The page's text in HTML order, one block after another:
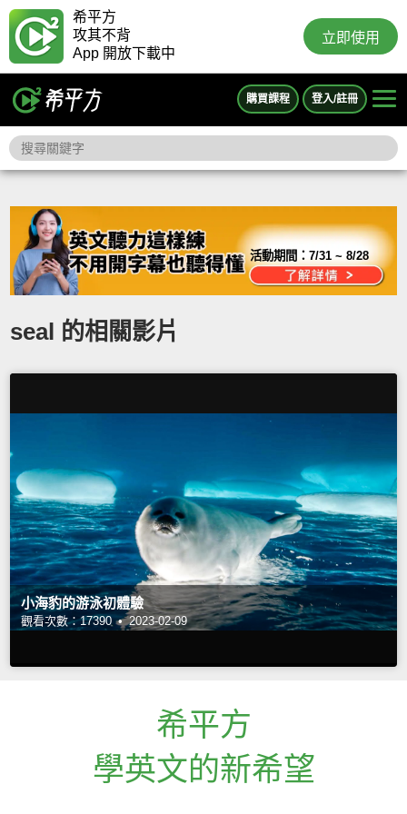
希平方
攻其不背
App 開放下載中
立即使用
購買課程 登入/註冊
活動期間：7/31 ~ 8/28
seal 的相關影片
小海豹的游泳初體驗
觀看次數：17390 • 2023-02-09
希平方
學英文的新希望